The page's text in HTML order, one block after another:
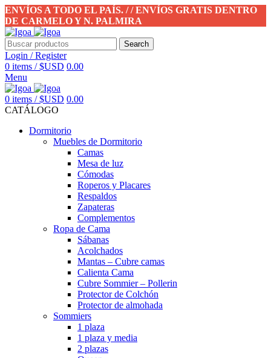
ENVÍOS A TODO EL PAÍS. / / ENVÍOS GRATIS DENTRO
DE CARMELO Y N. PALMIRA
Search
Login / Register
0 items / $USD 0.00
Menu
0 items / $USD 0.00
CATÁLOGO
Dormitorio
Muebles de Dormitorio
Camas
Mesa de luz
Cómodas
Roperos y Placares
Respaldos
Zapateras
Complementos
Ropa de Cama
Sábanas
Acolchados
Mantas – Cubre camas
Calienta Cama
Cubre Sommier – Pollerin
Protector de Colchón
Protector de almohada
Sommiers
1 plaza
1 plaza y media
2 plazas